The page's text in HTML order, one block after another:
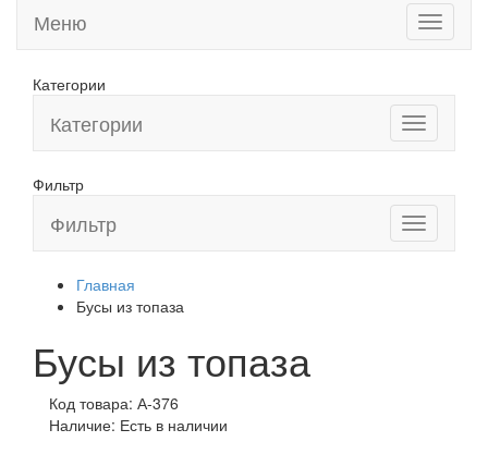
Toggle
Меню
Категории
Toggle
navigation
Категории
Фильтр
Toggle
navigation
Фильтр
Главная
Бусы из топаза
Бусы из топаза
Код товара: А-376
Наличие: Есть в наличии